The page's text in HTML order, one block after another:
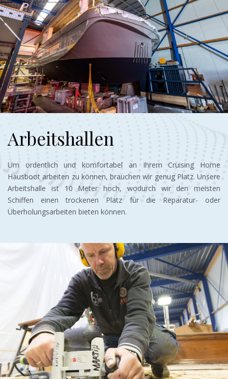
Arbeitshallen
Um ordentlich und komfortabel an Ihrem Cruising Home
Hausboot arbeiten zu können, brauchen wir genug Platz. Unsere
Arbeitshalle ist 10 Meter hoch, wodurch wir den meisten
Schiffen einen trockenen Platz für die Reparatur- oder
Überholungsarbeiten bieten können.